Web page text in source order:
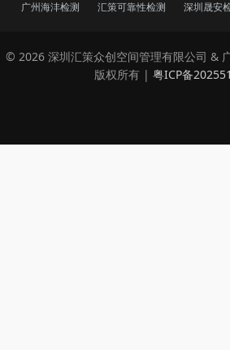
广州海沣检测 汇策可靠性检测 深圳晟安
© 2026 深圳汇策众创空间管理有限公司 &
版权所有 | 粤ICP备